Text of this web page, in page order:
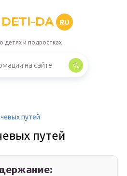
DETI-DA RU
детях и подростках
путей
путей